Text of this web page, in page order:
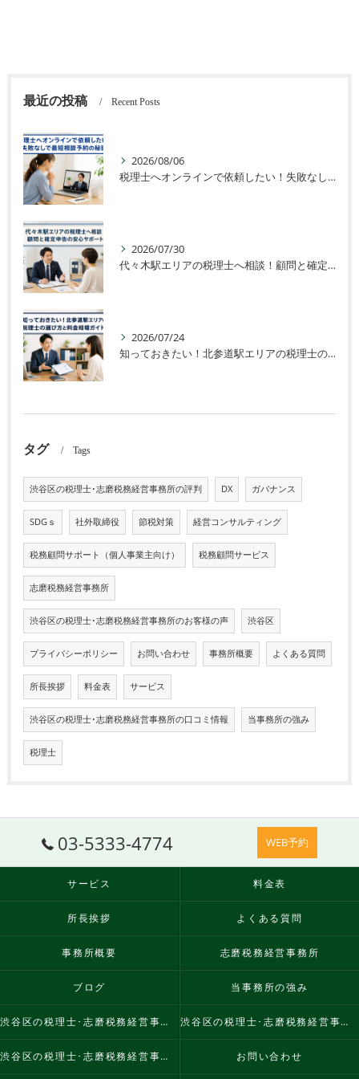
最近の投稿 Recent Posts
2026/08/06
税理士へオンラインで依頼したい！失敗なしで最短相談予約の秘訣
2026/07/30
代々木駅エリアの税理士へ相談！顧問と確定申告の安心サポート
2026/07/24
知っておきたい！北参道駅エリアの税理士の選び方と料金相場ガイド
タグ Tags
渋谷区の税理士･志磨税務経営事務所の評判 DX ガバナンス
SDGｓ 社外取締役 節税対策 経営コンサルティング
税務顧問サポート（個人事業主向け） 税務顧問サービス
志磨税務経営事務所
渋谷区の税理士･志磨税務経営事務所のお客様の声 渋谷区
プライバシーポリシー お問い合わせ 事務所概要 よくある質問
所長挨拶 料金表 サービス
渋谷区の税理士･志磨税務経営事務所の口コミ情報 当事務所の強み
税理士
03-5333-4774 WEB予約
サービス 料金表
所長挨拶 よくある質問
事務所概要 志磨税務経営事務所
ブログ 当事務所の強み
渋谷区の税理士･志磨税務経営事務所の口コミ情報 渋谷区の税理士･志磨税務経営事務所の評判
渋谷区の税理士･志磨税務経営事務所のお客様の声 お問い合わせ